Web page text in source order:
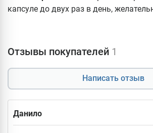
капсуле до двух раз в день,
Отзывы покупателей 1
Написать отзыв
Данило